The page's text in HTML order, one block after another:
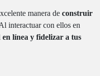
manera de construir
interactuar con ellos en
línea y fidelizar a tus